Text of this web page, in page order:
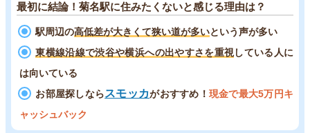
最初に結論！菊名駅に住みたくないと感じる理由は？
駅周辺の高低差が大きくて狭い道が多いという声が多い
東横線沿線で渋谷や横浜への出やすさを重視している人に
は向いている
お部屋探しならスモッカがおすすめ！ 現金で最大5万円キ
ャッシュバック